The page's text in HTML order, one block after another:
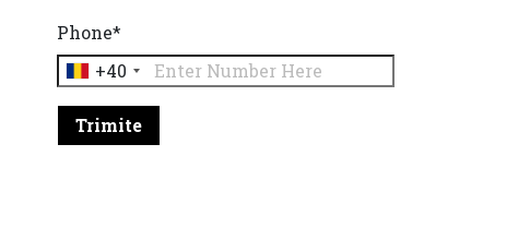
Phone*
+40